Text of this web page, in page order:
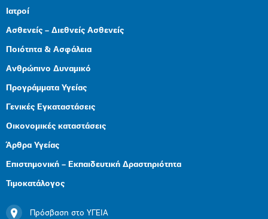
Ιατροί
Ασθενείς – Διεθνείς Ασθενείς
Ποιότητα & Ασφάλεια
Ανθρώπινο Δυναμικό
Προγράμματα Υγείας
Γενικές Εγκαταστάσεις
Οικονομικές καταστάσεις
Άρθρα Υγείας
Επιστημονική – Εκπαιδευτική Δραστηριότητα
Τιμοκατάλογος
Πρόσβαση στο ΥΓΕΙΑ